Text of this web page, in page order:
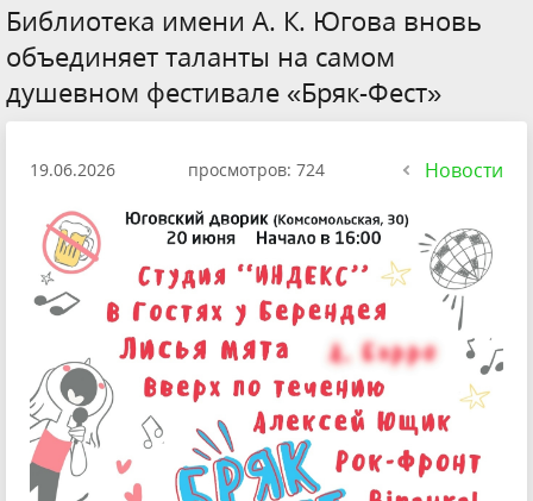
Библиотека имени А. К. Югова вновь
объединяет таланты на самом
душевном фестивале «Бряк-Фест»
19.06.2026 просмотров: 724 Новости